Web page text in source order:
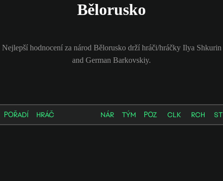
Bělorusko
Nejlepší hodnocení za národ Bělorusko drží hráči/hráčky Ilya Shkurin
and German Barkovskiy.
POŘADÍ HRÁČ NÁR TÝM POZ CLK RCH